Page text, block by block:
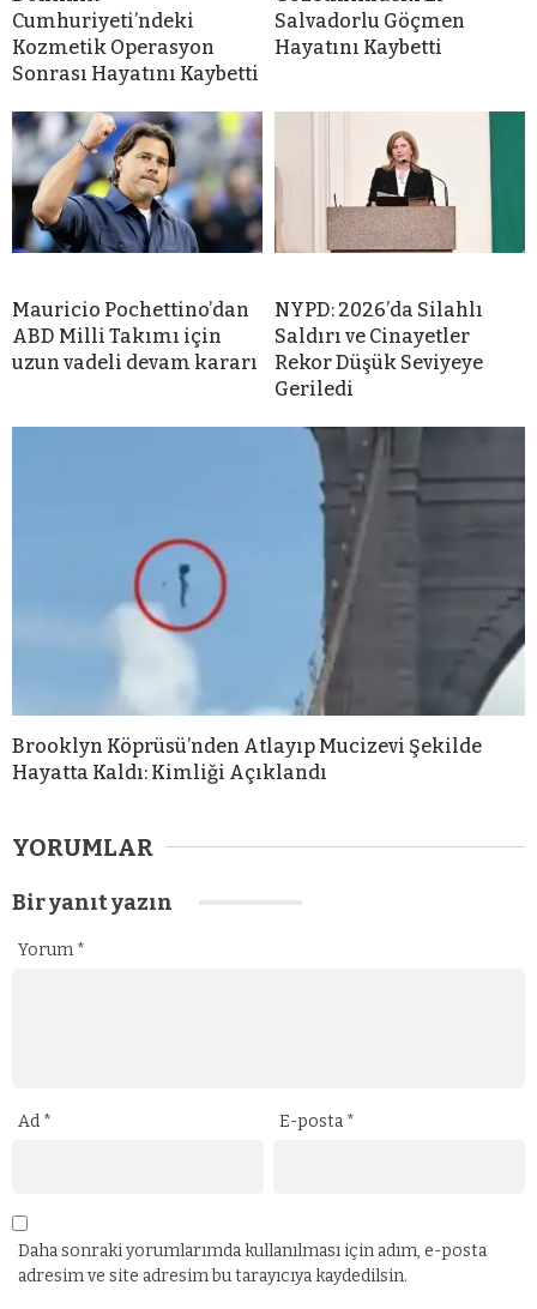
Cumhuriyeti’ndeki
Kozmetik Operasyon
Sonrası Hayatını Kaybetti
Salvadorlu Göçmen
Hayatını Kaybetti
Mauricio Pochettino’dan
ABD Milli Takımı için
uzun vadeli devam kararı
NYPD: 2026’da Silahlı
Saldırı ve Cinayetler
Rekor Düşük Seviyeye
Geriledi
Brooklyn Köprüsü’nden Atlayıp Mucizevi Şekilde
Hayatta Kaldı: Kimliği Açıklandı
YORUMLAR
Bir yanıt yazın
Yorum *
Ad * E-posta *
Daha sonraki yorumlarımda kullanılması için adım, e-posta
adresim ve site adresim bu tarayıcıya kaydedilsin.